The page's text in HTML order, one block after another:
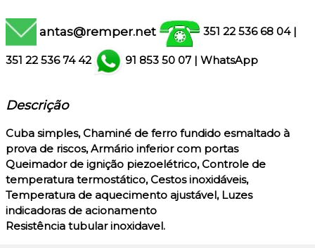
antas@remper.net 351 22 536 68 04 |
351 22 536 74 42 91 853 50 07 | WhatsApp
Descrição
Cuba simples, Chaminé de ferro fundido esmaltado à
prova de riscos, Armário inferior com portas
Queimador de ignição piezoelétrico, Controle de
temperatura termostático, Cestos inoxidáveis,
Temperatura de aquecimento ajustável, Luzes
indicadoras de acionamento
Resistência tubular inoxidavel.